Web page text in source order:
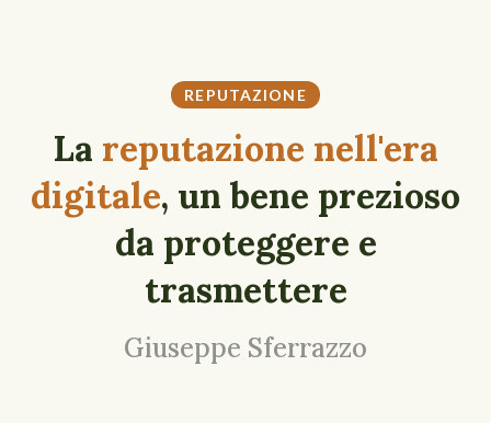
REPUTAZIONE
La reputazione nell'era
digitale, un bene prezioso
da proteggere e
trasmettere
Giuseppe Sferrazzo